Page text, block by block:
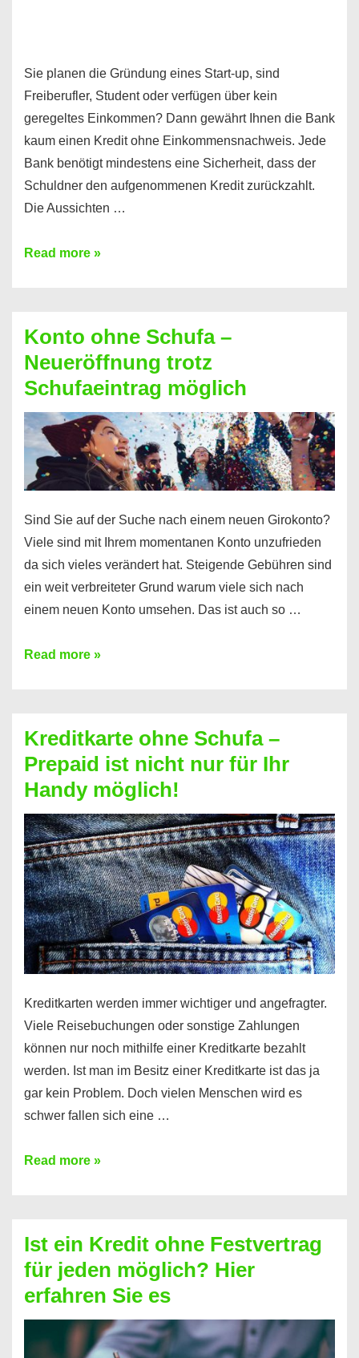
Sie planen die Gründung eines Start-up, sind
Freiberufler, Student oder verfügen über kein
geregeltes Einkommen? Dann gewährt Ihnen die Bank
kaum einen Kredit ohne Einkommensnachweis. Jede
Bank benötigt mindestens eine Sicherheit, dass der
Schuldner den aufgenommenen Kredit zurückzahlt.
Die Aussichten …
Mit
Sie
einen
Kredit
ohne
Einkommensnachweis
Read more »
Konto ohne Schufa –
Neueröffnung trotz
Schufaeintrag möglich
Sind Sie auf der Suche nach einem neuen Girokonto?
Viele sind mit Ihrem momentanen Konto unzufrieden
da sich vieles verändert hat. Steigende Gebühren sind
ein weit verbreiteter Grund warum viele sich nach
einem neuen Konto umsehen. Das ist auch so …
Konto
Neueröffnung
trotz
Schufaeintrag
möglich
Read more »
Kreditkarte ohne Schufa –
Prepaid ist nicht nur für Ihr
Handy möglich!
Kreditkarten werden immer wichtiger und angefragter.
Viele Reisebuchungen oder sonstige Zahlungen
können nur noch mithilfe einer Kreditkarte bezahlt
werden. Ist man im Besitz einer Kreditkarte ist das ja
gar kein Problem. Doch vielen Menschen wird es
schwer fallen sich eine …
Kreditkarte
Prepaid
ist
nicht
nur
für
Read more »
Ist ein Kredit ohne Festvertrag
für jeden möglich? Hier
erfahren Sie es